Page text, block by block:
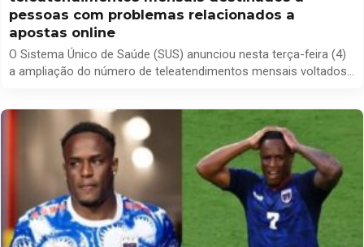
pessoas com problemas relacionados a
apostas online
O Sistema Único de Saúde (SUS) anunciou nesta terça-feira (4)
a ampliação do número de teleatendimentos mensais voltados
iniciativa, que visa ampliar o acesso a suporte psicológico e
orientação especializada, passa a oferecer até 100 mil
atendimentos mensais, […]